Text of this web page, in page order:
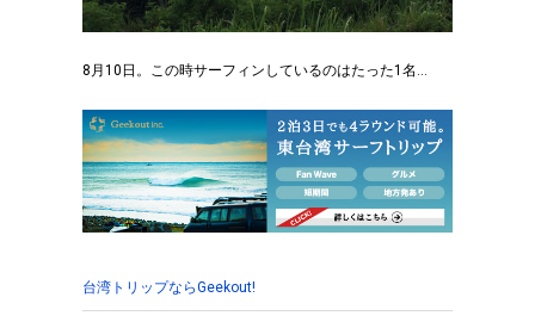
8月10日。この時サーフィンしているのはたった1名…
台湾トリップならGeekout!